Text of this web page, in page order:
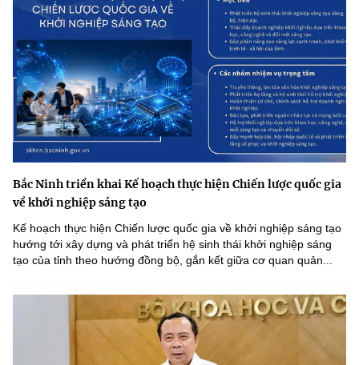
Bắc Ninh triển khai Kế hoạch thực hiện Chiến lược quốc gia
về khởi nghiệp sáng tạo
Kế hoạch thực hiện Chiến lược quốc gia về khởi nghiệp sáng tạo
hướng tới xây dựng và phát triển hệ sinh thái khởi nghiệp sáng
tạo của tỉnh theo hướng đồng bộ, gắn kết giữa cơ quan quản...